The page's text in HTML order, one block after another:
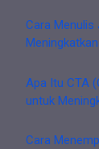
Cara Menulis
Apa Itu CTA
untuk
Cara